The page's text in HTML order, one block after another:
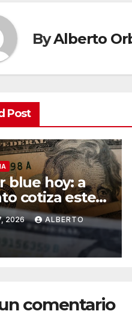
ByAlberto
Post
blue hoy: a
cotiza este
07 de
2026 ALBERTO
comentario